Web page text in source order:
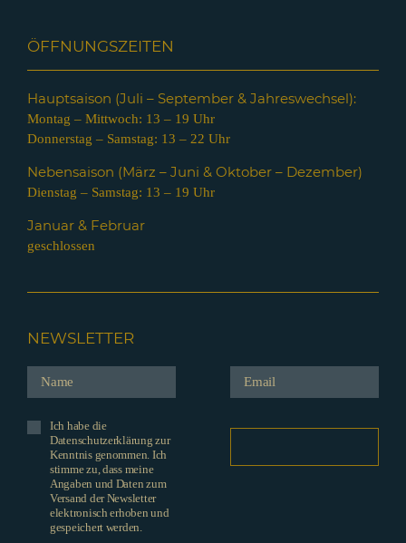
ÖFFNUNGSZEITEN
Hauptsaison (Juli – September & Jahreswechsel):
Montag – Mittwoch: 13 – 19 Uhr
Donnerstag – Samstag: 13 – 22 Uhr
Nebensaison (März – Juni & Oktober – Dezember)
Dienstag – Samstag: 13 – 19 Uhr
Januar & Februar
geschlossen
NEWSLETTER
Ich habe die
Datenschutzerklärung zur
Kenntnis genommen. Ich
stimme zu, dass meine
Angaben und Daten zum
Versand der Newsletter
elektronisch erhoben und
gespeichert werden.